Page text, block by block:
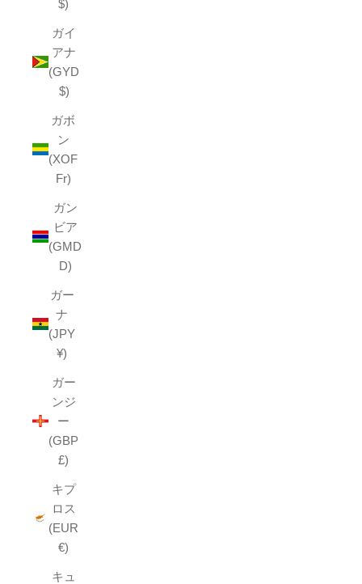
$)
ガイ
アナ
(GYD
$)
ガボ
ン
(XOF
Fr)
ガン
ビア
(GMD
D)
ガー
ナ
(JPY
¥)
ガー
ンジ
ー
(GBP
£)
キプ
ロス
(EUR
€)
キュ